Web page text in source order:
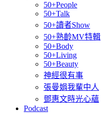
50+People
50+Talk
50+讀者Show
50+熟齡MV特輯
50+Body
50+Living
50+Beauty
神經很有事
張曼娟我輩中人
鄧惠文時光心蘊
Podcast